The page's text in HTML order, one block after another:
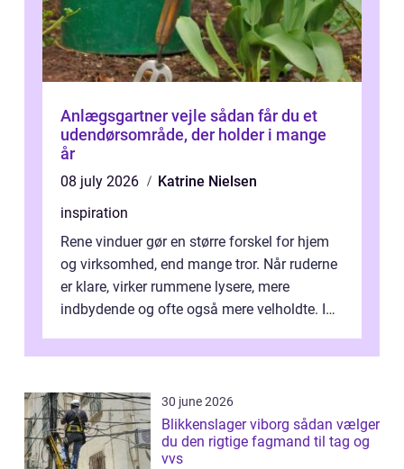
Anlægsgartner vejle sådan får du et
udendørsområde, der holder i mange
år
08 july 2026
Katrine Nielsen
inspiration
Rene vinduer gør en større forskel for hjem
og virksomhed, end mange tror. Når ruderne
er klare, virker rummene lysere, mere
indbydende og ofte også mere velholdte. I
30 june 2026
Blikkenslager viborg sådan vælger
du den rigtige fagmand til tag og
vvs